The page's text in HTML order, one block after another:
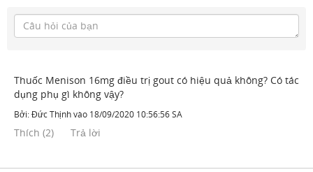
Thuốc Menison 16mg điều trị gout có hiệu quả không? Có tác
dụng phụ gì không vậy?
Bởi:Đức Thịnhvào 18/09/2020 10:56:56 SA
Thích (2) Trả lời